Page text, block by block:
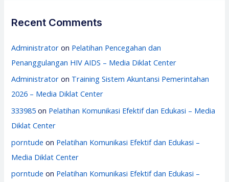
Recent Comments
Administrator on Pelatihan Pencegahan dan
Penanggulangan HIV AIDS – Media Diklat Center
Administrator on Training Sistem Akuntansi Pemerintahan
2026 – Media Diklat Center
333985 on Pelatihan Komunikasi Efektif dan Edukasi – Media
Diklat Center
porntude on Pelatihan Komunikasi Efektif dan Edukasi –
Media Diklat Center
porntude on Pelatihan Komunikasi Efektif dan Edukasi –